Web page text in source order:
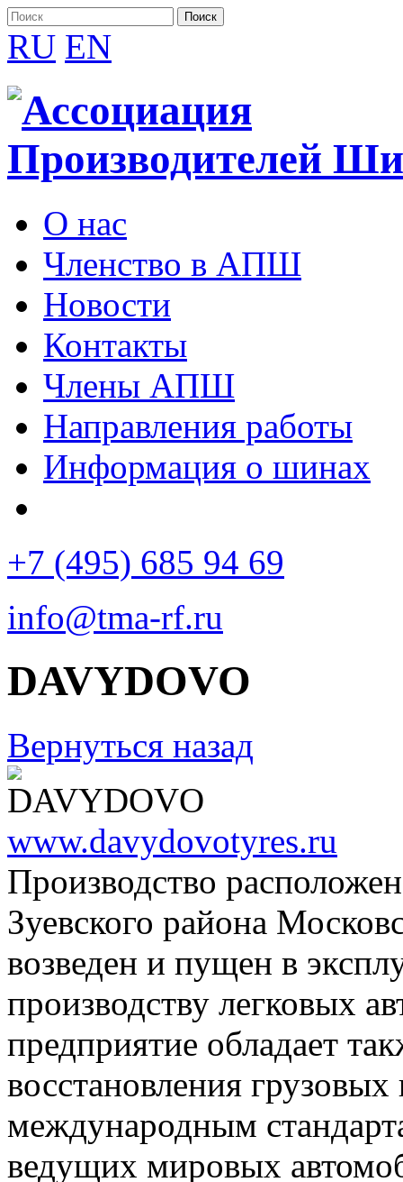
RU EN
О нас
Членство в АПШ
Новости
Контакты
Члены АПШ
Направления работы
Информация о шинах
+7 (495) 685 94 69
info@tma-rf.ru
DAVYDOVO
Вернуться назад
www.davydovotyres.ru
Производство
Зуевского района
возведен и пущен в
производству легковых
предприятие обладает
восстановления
международным
ведущих мировых